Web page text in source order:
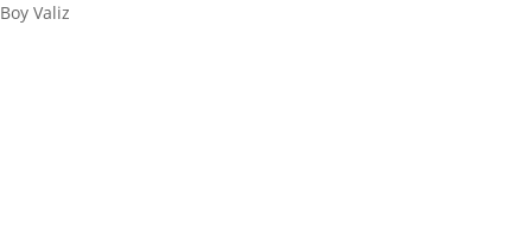
Boy Valiz